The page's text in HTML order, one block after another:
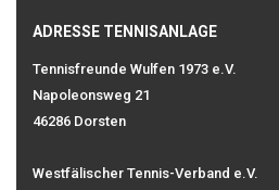
ADRESSE TENNISANLAGE
Tennisfreunde Wulfen 1973 e.V.
Napoleonsweg 21
46286 Dorsten
Westfälischer Tennis-Verband e.V.